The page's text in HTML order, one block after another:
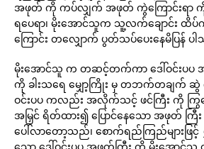
အဖုတ် ကို ကပ်လျှက် အဖုတ် ကွဲကြောင်းရာ ကို
ရပေရာ၊ မိုးအောင်သူက သူ့လက်ချောင်း ထိပ်
ကြောင်း တလျှောက် ပွတ်သပ်ပေးနေမိပြန် ပ
မိုးအောင်သူ က တဆင့်တက်ကာ ဒေါ်ဝင်းပပ
ကို ခါးသရေ မျှော့ကြိုး မှ တဘက်တချက် ဆွဲ
ဝင်းပပ ကလည်း အလိုက်သင့် ဖင်ကြီး ကို ကြွပ
အမြှင် ရိတ်ထား၍ ပြောင်နေသော အဖုတ် ကြီး
ပေါ်လာတော့သည်၊ စောက်ရည်ကြည်များဖြင့်